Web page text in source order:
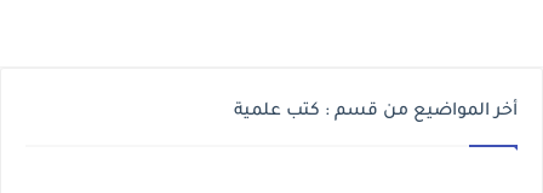
أخر المواضيع من قسم : كتب علمية